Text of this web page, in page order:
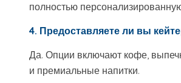
полностью
4. Предоставляете ли вы
Да. Опции включают кофе,
и премиальные напитки.